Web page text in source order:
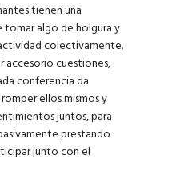
tienen una
algo de holgura y
colectivamente.
accesorio cuestiones,
conferencia da
ellos mismos y
juntos, para
prestando
junto con el